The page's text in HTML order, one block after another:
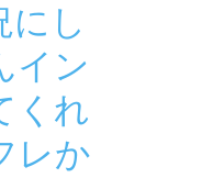
にし
イン
くれ
レか